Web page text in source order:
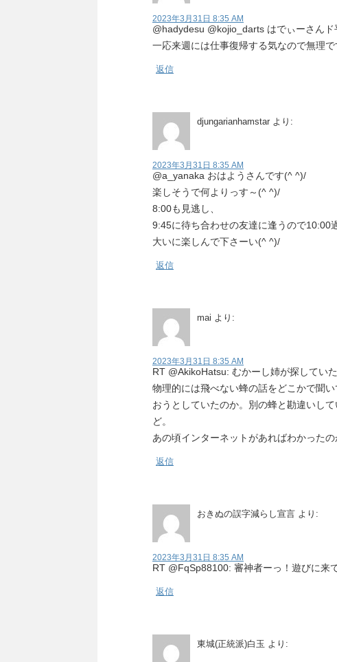
2023年3月31日 8:35 AM
@hadydesu @kojio_darts はでぃーさん
一応来週には仕事復帰する気なので無理
返信
djungarianhamstar より:
2023年3月31日 8:35 AM
@a_yanaka おはようさんです(^ ^)/
楽しそうで何よりっす～(^ ^)/
8:00も見逃し、
9:45に待ち合わせの友達に逢うので10:00
大いに楽しんで下さーい(^ ^)/
返信
mai より:
2023年3月31日 8:35 AM
RT @AkikoHatsu: むかーし姉が探してい
物理的には飛べない蜂の話をどこかで聞
おうとしていたのか。別の蜂と勘違いし
ど。
あの頃インターネットがあればわかったの
返信
おきぬの誤字減らし宣言 より:
2023年3月31日 8:35 AM
RT @FqSp88100: 審神者ーっ！遊びに来
返信
東城(正統派)白玉 より: